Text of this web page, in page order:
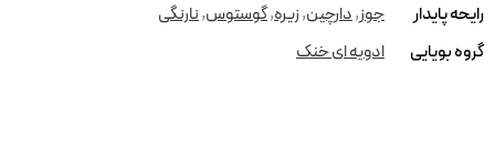
رایحه پایدار
جوز,دارچین,زیره,گوستوس,نارنگی
گروه بویایی
ادویه ای خنک